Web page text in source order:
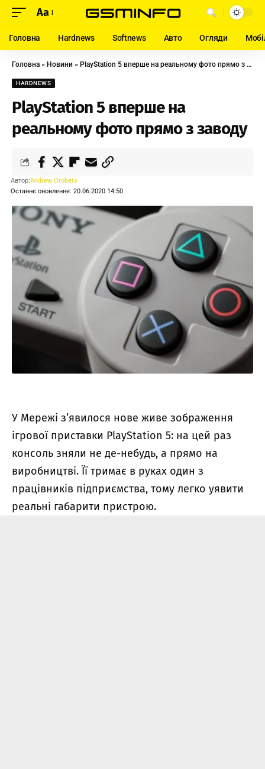
Aa
Головна Hardnews Softnews Авто Огляди
Головна » Новини » PlayStation 5 вперше на реальному фото прямо з заводу
HARDNEWS
PlayStation 5 вперше на
реальному фото прямо з заводу
Останнє оновлення: 20.06.2020 14:50
Автор:Andrew Orobets
У Мережі з’явилося нове живе зображення
ігрової приставки PlayStation 5: на цей раз
консоль зняли не де-небудь, а прямо на
виробництві. Її тримає в руках один з
працівників підприємства, тому легко уявити
реальні габарити пристрою.